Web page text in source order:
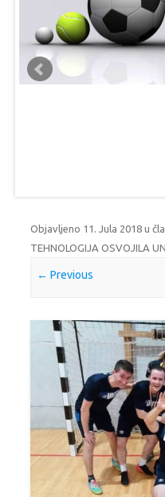
Objavljeno 11. Jula 2018 u
TEHNOLOGIJA OSVOJILA
← Previous